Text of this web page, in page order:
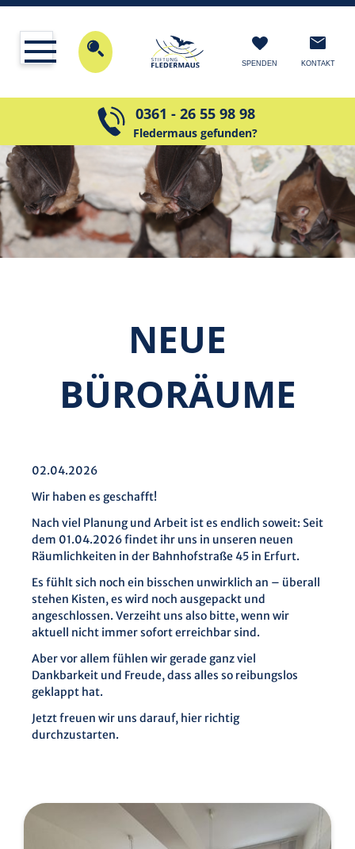
SPENDEN KONTAKT
0361 - 26 55 98 98
Fledermaus gefunden?
NEUE
BÜRORÄUME
02.04.2026
Wir haben es geschafft!
Nach viel Planung und Arbeit ist es endlich soweit: Seit
dem 01.04.2026 findet ihr uns in unseren neuen
Räumlichkeiten in der Bahnhofstraße 45 in Erfurt.
Es fühlt sich noch ein bisschen unwirklich an – überall
stehen Kisten, es wird noch ausgepackt und
angeschlossen. Verzeiht uns also bitte, wenn wir
aktuell nicht immer sofort erreichbar sind.
Aber vor allem fühlen wir gerade ganz viel
Dankbarkeit und Freude, dass alles so reibungslos
geklappt hat.
Jetzt freuen wir uns darauf, hier richtig
durchzustarten.